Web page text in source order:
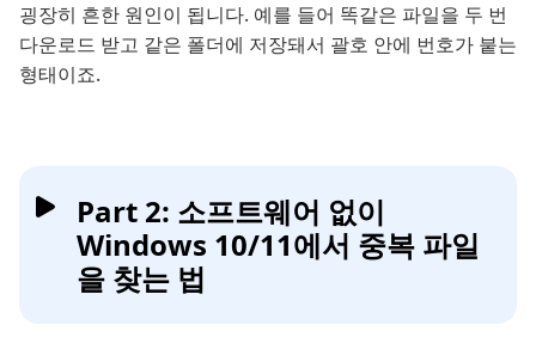
굉장히 흔한 원인이 됩니다. 예를 들어 똑같은 파일을 두 번
다운로드 받고 같은 폴더에 저장돼서 괄호 안에 번호가 붙는
형태이죠.
Part 2: 소프트웨어 없이
Windows 10/11에서 중복 파일
을 찾는 법